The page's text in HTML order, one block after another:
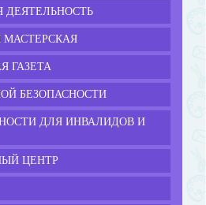
ДЕЯТЕЛЬНОСТЬ
МАСТЕРСКАЯ
ГАЗЕТА
БЕЗОПАСНОСТИ
ДЛЯ ИНВАЛИДОВ И
ЦЕНТР